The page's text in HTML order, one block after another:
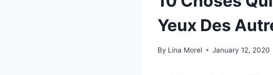
Yeux Des
By Lina Morel January 12, 2020